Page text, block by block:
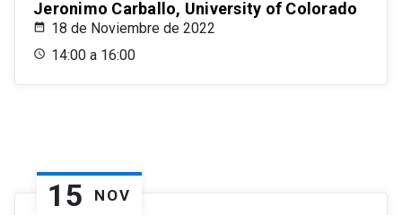
Jeronimo Carballo, University of Colorado
18 de Noviembre de 2022
14:00 a 16:00
15 NOV